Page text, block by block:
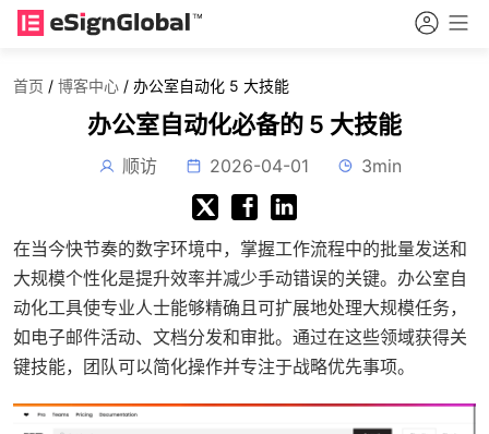
首页 / 博客中心 / 办公室自动化 5 大技能
办公室自动化必备的 5 大技能
顺访 2026-04-01 3min
在当今快节奏的数字环境中，掌握工作流程中的批量发送和
大规模个性化是提升效率并减少手动错误的关键。办公室自
动化工具使专业人士能够精确且可扩展地处理大规模任务，
如电子邮件活动、文档分发和审批。通过在这些领域获得关
键技能，团队可以简化操作并专注于战略优先事项。